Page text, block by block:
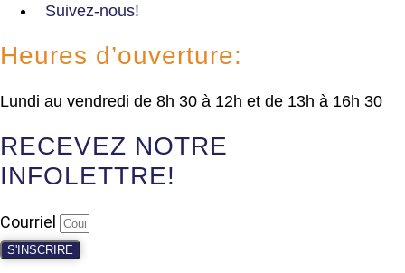
Suivez-nous!
Heures d’ouverture:
Lundi au vendredi de 8h 30 à 12h et de 13h à 16h 30
RECEVEZ NOTRE
INFOLETTRE!
Courriel
S'INSCRIRE